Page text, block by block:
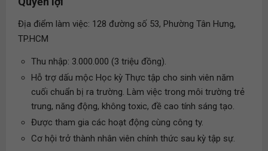
Địa điểm làm việc: 128 đường số 53, Phường Tân Hưng,
TP.HCM
Thu nhập: 3.000.000 (3 triệu đồng).
Hỗ trợ dấu mộc Học kỳ Thực tập cho sinh viên năm
cuối chuẩn bị ra trường. Làm việc trong môi trường trẻ
trung, năng động, không toxic, đề cao tính sáng tạo.
Được tham gia các hoạt động cùng công ty.
Cơ hội trở thành nhân viên chính thức sau kỳ tập sự.